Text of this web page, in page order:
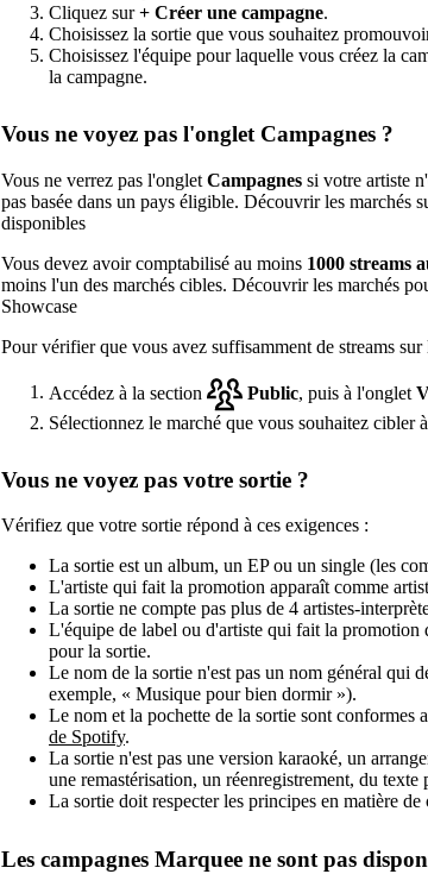
Cliquez sur+ Créer une campagne.
Choisissez la sortie que vous souhaitez
Choisissez l'équipe pour laquelle vous créez la
la campagne.
Vous ne voyez pas l'onglet Campagnes ?
Vous ne verrez pas l'onglet Campagnes si votre artiste
pas basée dans un pays éligible. Découvrir les marchés
disponibles
Vous devez avoir comptabilisé au moins 1000 streams
moins l'un des marchés cibles. Découvrir les marchés
Showcase
Pour vérifier que vous avez suffisamment de streams
Accédez à la section Public , puis à l'onglet
Sélectionnez le marché que vous souhaitez cibler
Vous ne voyez pas votre sortie ?
Vérifiez que votre sortie répond à ces exigences :
La sortie est un album, un EP ou un single (les
L'artiste qui fait la promotion apparaît comme
La sortie ne compte pas plus de 4 artistes-
L'équipe de label ou d'artiste qui fait la promotion
pour la sortie.
Le nom de la sortie n'est pas un nom général qui
exemple, « Musique pour bien dormir »).
Le nom et la pochette de la sortie sont conformes
de Spotify.
La sortie n'est pas une version karaoké, un
une remastérisation, un réenregistrement, du
La sortie doit respecter les principes en matière
Les campagnes Marquee ne sont pas